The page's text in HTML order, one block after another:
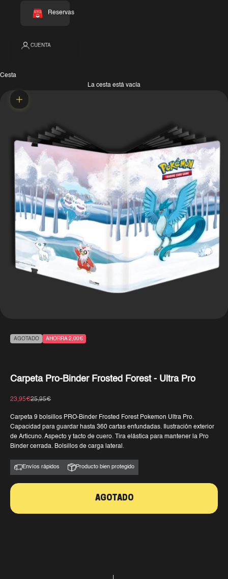
Reservas
CUENTA
Cesta
La cesta está vacía
Zoom
AGOTADO AHORRA 2,00€
Carpeta Pro-Binder Frosted Forest - Ultra Pro
Precio de oferta
23,95€Precio normal
25,95€
Carpeta 9 bolsillos PRO-Binder Frosted Forest Pokemon Ultra Pro.
Capacidad para guardar hasta 360 cartas enfundadas. Ilustración exterior
de Articuno. Aspecto y tacto de cuero. Tira elástica para mantener la Pro
Binder cerrada. Bolsillos de carga lateral.
Envíos rápidos Producto bien protegido
AGOTADO